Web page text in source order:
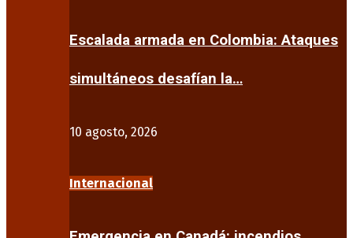
Escalada armada en Colombia: Ataques
simultáneos desafían la…
10 agosto, 2026
Internacional